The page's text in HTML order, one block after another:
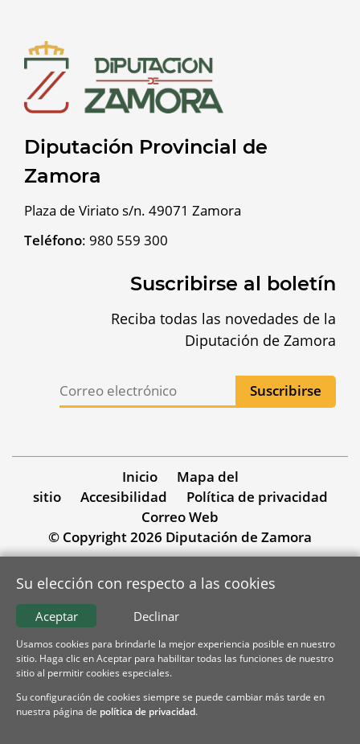
Diputación Provincial de
Zamora
Plaza de Viriato s/n. 49071 Zamora
Teléfono: 980 559 300
Suscribirse al boletín
Reciba todas las novedades de la
Diputación de Zamora
Inicio
Mapa del
sitio
Accesibilidad
Política de privacidad
Correo Web
© Copyright 2026 Diputación de Zamora
Su elección con respecto a las cookies
Declinar
Aceptar
Usamos cookies para brindarle la mejor experiencia posible en nuestro
sitio. Haga clic en Aceptar para habilitar todas las funciones de nuestro
sitio al permitir cookies especiales.
Su configuración de cookies siempre se puede cambiar más tarde en
nuestra página de política de privacidad.